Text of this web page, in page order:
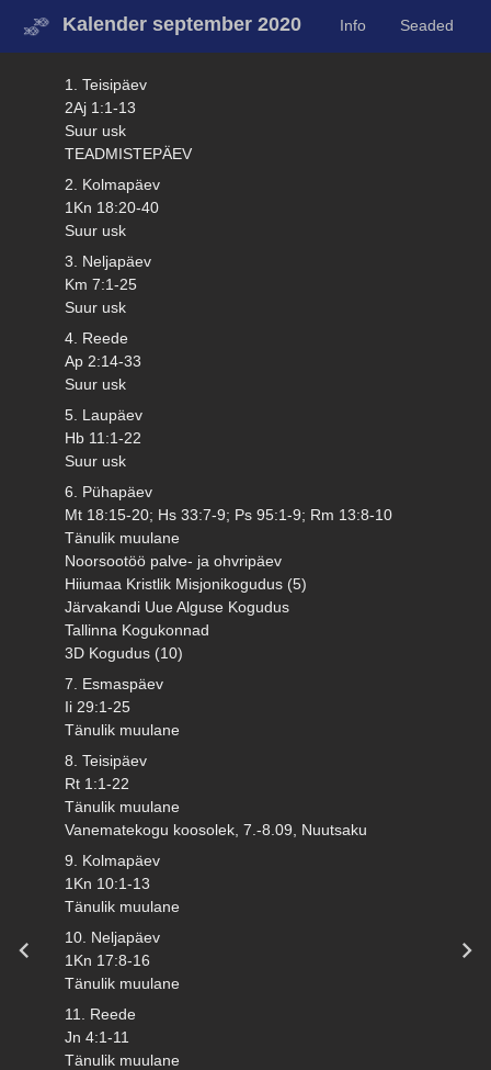
Kalender september 2020 Info Seaded
1. Teisipäev
2Aj 1:1-13
Suur usk
TEADMISTEPÄEV
2. Kolmapäev
1Kn 18:20-40
Suur usk
3. Neljapäev
Km 7:1-25
Suur usk
4. Reede
Ap 2:14-33
Suur usk
5. Laupäev
Hb 11:1-22
Suur usk
6. Pühapäev
Mt 18:15-20; Hs 33:7-9; Ps 95:1-9; Rm 13:8-10
Tänulik muulane
Noorsootöö palve- ja ohvripäev
Hiiumaa Kristlik Misjonikogudus (5)
Järvakandi Uue Alguse Kogudus
Tallinna Kogukonnad
3D Kogudus (10)
7. Esmaspäev
Ii 29:1-25
Tänulik muulane
8. Teisipäev
Rt 1:1-22
Tänulik muulane
Vanematekogu koosolek, 7.-8.09, Nuutsaku
9. Kolmapäev
1Kn 10:1-13
Tänulik muulane
10. Neljapäev
1Kn 17:8-16
Tänulik muulane
11. Reede
Jn 4:1-11
Tänulik muulane